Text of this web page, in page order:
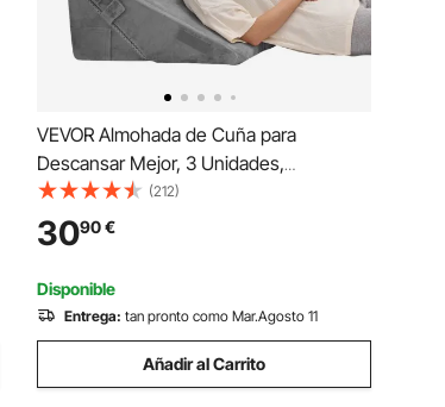
VEVOR Almohada de Cuña para
Descansar Mejor, 3 Unidades,
Ortopédica Ajustable, con Funda
Lavable y Soporte de Espuma, Gris
Oscuro. Ideal para Postoperatorios,
Reflujo Ácido, Dolor de Espalda
(212)
3090€
Disponible
Entrega: tan pronto como Mar.Agosto 11
Añadir al Carrito